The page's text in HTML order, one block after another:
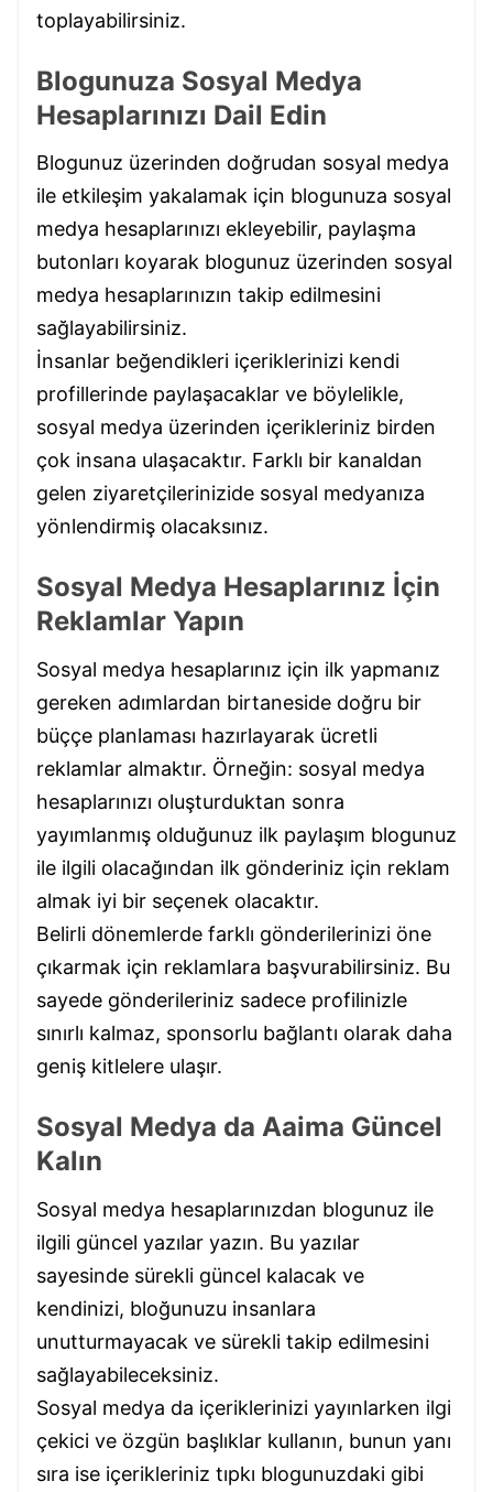
toplayabilirsiniz.
Blogunuza Sosyal Medya
Hesaplarınızı Dail Edin
Blogunuz üzerinden doğrudan sosyal medya
ile etkileşim yakalamak için blogunuza sosyal
medya hesaplarınızı ekleyebilir, paylaşma
butonları koyarak blogunuz üzerinden sosyal
medya hesaplarınızın takip edilmesini
sağlayabilirsiniz.
İnsanlar beğendikleri içeriklerinizi kendi
profillerinde paylaşacaklar ve böylelikle,
sosyal medya üzerinden içerikleriniz birden
çok insana ulaşacaktır. Farklı bir kanaldan
gelen ziyaretçilerinizide sosyal medyanıza
yönlendirmiş olacaksınız.
Sosyal Medya Hesaplarınız İçin
Reklamlar Yapın
Sosyal medya hesaplarınız için ilk yapmanız
gereken adımlardan birtaneside doğru bir
büççe planlaması hazırlayarak ücretli
reklamlar almaktır. Örneğin: sosyal medya
hesaplarınızı oluşturduktan sonra
yayımlanmış olduğunuz ilk paylaşım blogunuz
ile ilgili olacağından ilk gönderiniz için reklam
almak iyi bir seçenek olacaktır.
Belirli dönemlerde farklı gönderilerinizi öne
çıkarmak için reklamlara başvurabilirsiniz. Bu
sayede gönderileriniz sadece profilinizle
sınırlı kalmaz, sponsorlu bağlantı olarak daha
geniş kitlelere ulaşır.
Sosyal Medya da Aaima Güncel
Kalın
Sosyal medya hesaplarınızdan blogunuz ile
ilgili güncel yazılar yazın. Bu yazılar
sayesinde sürekli güncel kalacak ve
kendinizi, bloğunuzu insanlara
unutturmayacak ve sürekli takip edilmesini
sağlayabileceksiniz.
Sosyal medya da içeriklerinizi yayınlarken ilgi
çekici ve özgün başlıklar kullanın, bunun yanı
sıra ise içerikleriniz tıpkı blogunuzdaki gibi